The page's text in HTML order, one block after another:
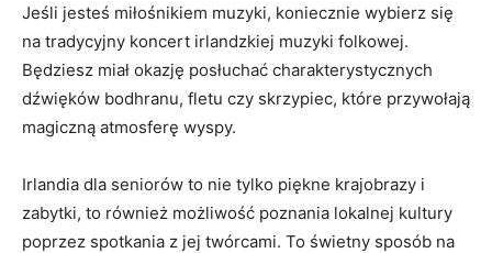
Jeśli jesteś miłośnikiem‍ muzyki, ⁤koniecznie wybierz się
na tradycyjny koncert irlandzkiej muzyki folkowej.
⁣Będziesz miał ⁢okazję‍ posłuchać ⁤charakterystycznych
dźwięków bodhranu, fletu czy skrzypiec, które przywołają
magiczną atmosferę wyspy.
Irlandia dla seniorów to nie‍ tylko piękne krajobrazy i
zabytki, to również możliwość poznania lokalnej kultury
poprzez spotkania z ‍jej twórcami. To świetny sposób na